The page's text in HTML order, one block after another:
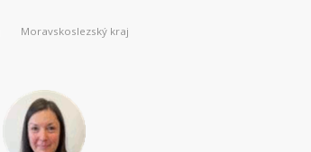
Moravskoslezský kraj